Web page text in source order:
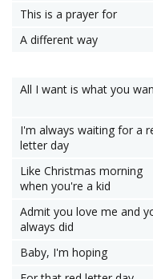
This is a prayer for
A different way
All I want is what you
I'm always waiting for a
letter day
Like Christmas morning
when you're a kid
Admit you love me and
always did
Baby, I'm hoping